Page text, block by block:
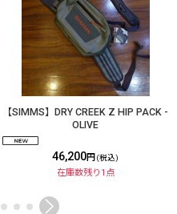
【SIMMS】DRY CREEK Z HIP PACK -
OLIVE
46,200円 (税込)
在庫数残り1点